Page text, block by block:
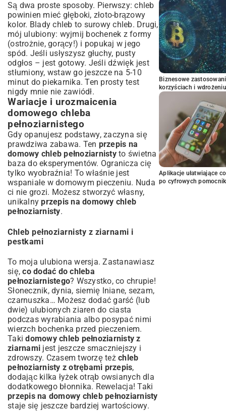
Są dwa proste sposoby. Pierwszy: chleb
powinien mieć głęboki, złoto-brązowy
kolor. Blady chleb to surowy chleb. Drugi,
mój ulubiony: wyjmij bochenek z formy
(ostrożnie, gorący!) i popukaj w jego
spód. Jeśli usłyszysz głuchy, pusty
odgłos – jest gotowy. Jeśli dźwięk jest
stłumiony, wstaw go jeszcze na 5-10
minut do piekarnika. Ten prosty test
nigdy mnie nie zawiódł.
Wariacje i urozmaicenia
domowego chleba
pełnoziarnistego
Gdy opanujesz podstawy, zaczyna się
prawdziwa zabawa. Ten przepis na
domowy chleb pełnoziarnistyto świetna
baza do eksperymentów. Ogranicza cię
tylko wyobraźnia! To właśnie jest
wspaniałe w domowym pieczeniu. Nuda
ci nie grozi. Możesz stworzyć własny,
unikalnyprzepis na domowy chleb
pełnoziarnisty.
Chleb pełnoziarnisty z ziarnami i
pestkami
To moja ulubiona wersja. Zastanawiasz
się,co dodać do chleba
pełnoziarnistego? Wszystko, co chrupie!
Słonecznik, dynia, siemię lniane, sezam,
czarnuszka… Możesz dodać garść (lub
dwie) ulubionych ziaren do ciasta
podczas wyrabiania albo posypać nimi
wierzch bochenka przed pieczeniem.
Takidomowy chleb pełnoziarnisty z
ziarnami jest jeszcze smaczniejszy i
zdrowszy. Czasem tworzę też chleb
pełnoziarnisty z otrębami przepis,
dodając kilka łyżek otrąb owsianych dla
dodatkowego błonnika. Rewelacja! Taki
przepis na domowy chleb pełnoziarnisty
staje się jeszcze bardziej wartościowy.
Biznesowe
korzyściach i wdrożeniu
Aplikacje ułatwiające
po cyfrowych